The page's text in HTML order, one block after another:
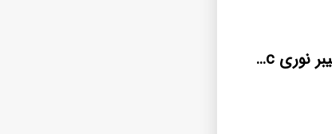
خرید عمده انواع فیبر نوری ocuc ایران